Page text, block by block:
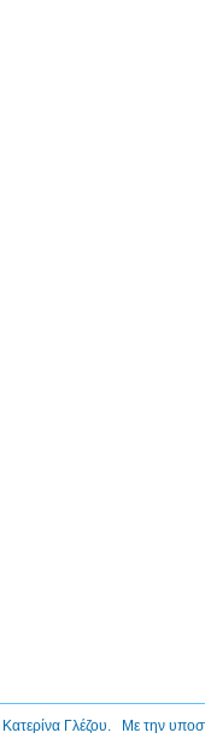
Κατερίνα Γλέζου . Με την